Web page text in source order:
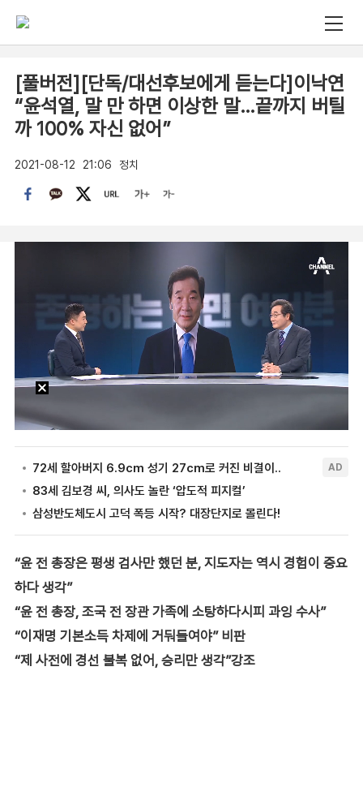
[풀버전][단독/대선후보에게 듣는다]이낙연
“윤석열, 말 만 하면 이상한 말…끝까지 버틸
까 100% 자신 없어”
2021-08-12 21:06 정치
“윤 전 총장은 평생 검사만 했던 분, 지도자는 역시 경험이 중요
하다 생각”
“윤 전 총장, 조국 전 장관 가족에 소탕하다시피 과잉 수사”
“이재명 기본소득 차제에 거둬들여야” 비판
“제 사전에 경선 불복 없어, 승리만 생각”강조